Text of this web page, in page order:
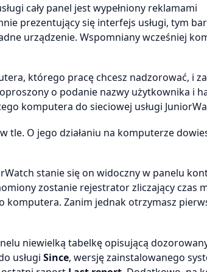
cały panel jest wypełniony reklamami
prezentujący się interfejs usługi, tym
urządzenie. Wspomniany wcześniej
którego pracę chcesz nadzorować, i
o podanie nazwy użytkownika i
komputera do sieciowej usługi
O jego działaniu na komputerze
stanie się on widoczny w panelu
zostanie rejestrator zliczający czas
Zanim jednak otrzymasz
niewielką tabelkę opisującą
usługi Since, wersję zainstalowanego